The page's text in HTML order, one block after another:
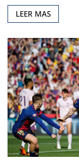
LEER MAS